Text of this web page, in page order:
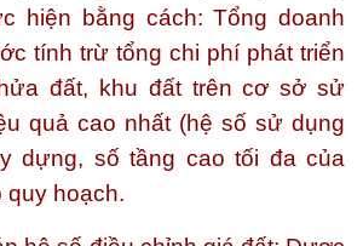
hiện bằng cách: Tổng doanh
tính trừ tổng chi phí phát triển
đất, khu đất trên cơ sở sử
quả cao nhất (hệ số sử dụng
dựng, số tầng cao tối đa của
quy hoạch.